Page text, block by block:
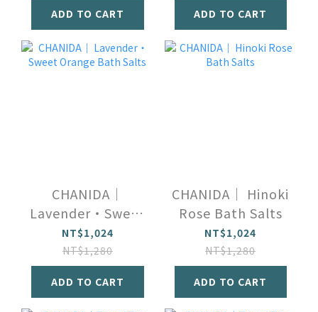
ADD TO CART ADD TO CART
CHANIDA｜
Lavender・Sweet
Orange Bath Salts
NT$1,024
NT$1,280
ADD TO CART
CHANIDA｜ Hinoki
Rose Bath Salts
NT$1,024
NT$1,280
ADD TO CART